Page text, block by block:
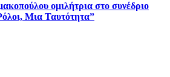
ομιλήτρια στο συνέδριο
Μια Ταυτότητα”